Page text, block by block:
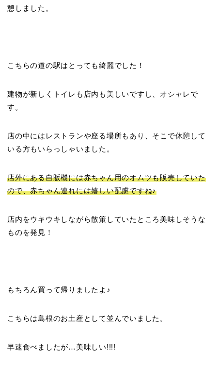
憩しました。
こちらの道の駅はとっても綺麗でした！
建物が新しくトイレも店内も美しいですし、オシャレで
す。
店の中にはレストランや座る場所もあり、そこで休憩して
いる方もいらっしゃいました。
店外にある自販機には赤ちゃん用のオムツも販売していた
ので、赤ちゃん連れには嬉しい配慮ですね♪
店内をウキウキしながら散策していたところ美味しそうな
ものを発見！
もちろん買って帰りましたよ♪
こちらは島根のお土産として並んでいました。
早速食べましたが…美味しい!!!!